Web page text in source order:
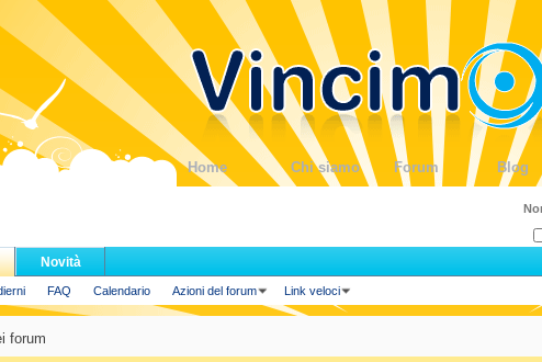
Home Chi siamo Forum Blog
FAQ Calendario Azioni del forum Link veloci
Novità
forum